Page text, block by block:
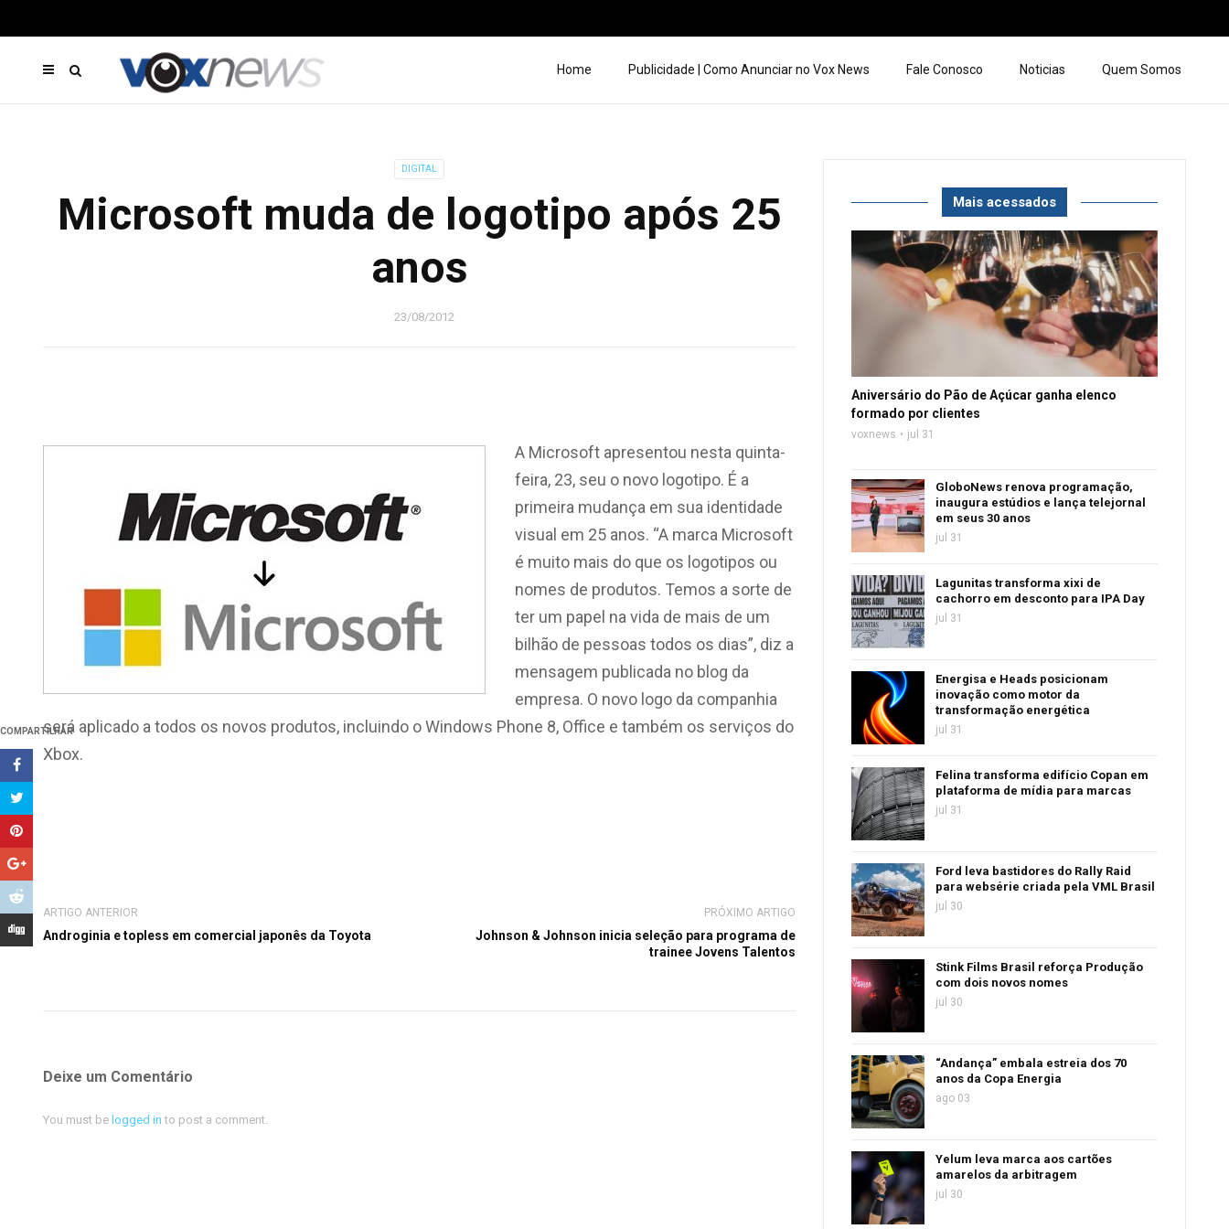
Home Publicidade | Como Anunciar no Vox News Fale Conosco Noticias Quem Somos
DIGITAL
Microsoft muda de logotipo após 25
anos
23/08/2012
COMPARTILHAR
A Microsoft apresentou nesta quinta-
feira, 23, seu o novo logotipo. É a
primeira mudança em sua identidade
visual em 25 anos. “A marca Microsoft
é muito mais do que os logotipos ou
nomes de produtos. Temos a sorte de
ter um papel na vida de mais de um
bilhão de pessoas todos os dias”, diz a
mensagem publicada no blog da
empresa. O novo logo da companhia
será aplicado a todos os novos produtos, incluindo o Windows Phone 8, Office e também os serviços do
Xbox.
ARTIGO ANTERIOR
Androginia e topless em comercial japonês da Toyota
PRÓXIMO ARTIGO
Johnson & Johnson inicia seleção para programa de
trainee Jovens Talentos
Deixe um Comentário
You must be logged in to post a comment.
Mais acessados
Aniversário do Pão de Açúcar ganha elenco
formado por clientes
voxnews jul 31
GloboNews renova programação,
inaugura estúdios e lança telejornal
em seus 30 anos
jul 31
Lagunitas transforma xixi de
cachorro em desconto para IPA Day
jul 31
Energisa e Heads posicionam
inovação como motor da
transformação energética
jul 31
Felina transforma edifício Copan em
plataforma de mídia para marcas
jul 31
Ford leva bastidores do Rally Raid
para websérie criada pela VML Brasil
jul 30
Stink Films Brasil reforça Produção
com dois novos nomes
jul 30
“Andança” embala estreia dos 70
anos da Copa Energia
ago 03
Yelum leva marca aos cartões
amarelos da arbitragem
jul 30